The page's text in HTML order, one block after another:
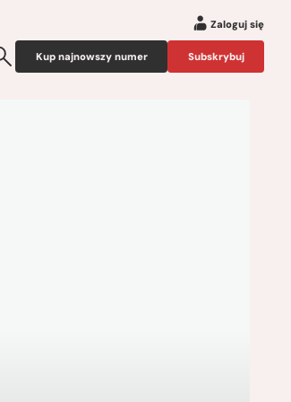
Zaloguj się
Kup najnowszy numer Subskrybuj